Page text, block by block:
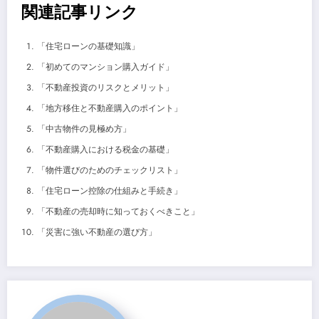
関連記事リンク
「住宅ローンの基礎知識」
「初めてのマンション購入ガイド」
「不動産投資のリスクとメリット」
「地方移住と不動産購入のポイント」
「中古物件の見極め方」
「不動産購入における税金の基礎」
「物件選びのためのチェックリスト」
「住宅ローン控除の仕組みと手続き」
「不動産の売却時に知っておくべきこと」
「災害に強い不動産の選び方」